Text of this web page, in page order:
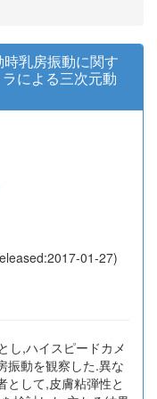
乳房振動に関す
による三次元動
01-27)
し,ハイスピードカメ
振動を観察した.異な
として,皮膚粘弾性と